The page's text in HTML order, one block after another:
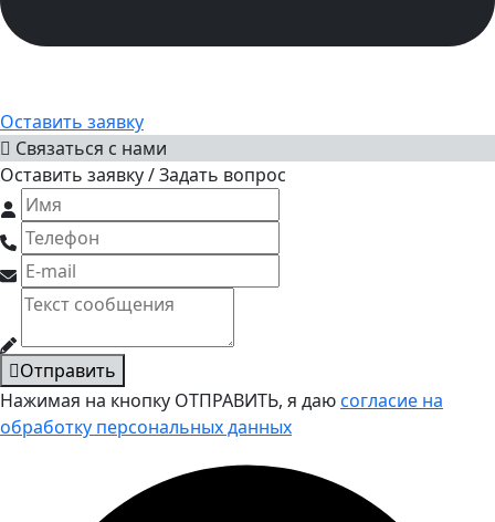
Оставить заявку
Связаться с нами
Оставить заявку / Задать вопрос
Отправить
Нажимая на кнопку ОТПРАВИТЬ, я даюсогласие на
обработку персональных данных